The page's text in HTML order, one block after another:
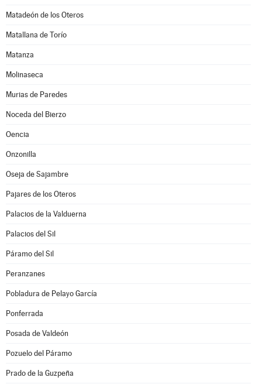
Matadeón de los Oteros
Matallana de Torío
Matanza
Molinaseca
Murias de Paredes
Noceda del Bierzo
Oencia
Onzonilla
Oseja de Sajambre
Pajares de los Oteros
Palacios de la Valduerna
Palacios del Sil
Páramo del Sil
Peranzanes
Pobladura de Pelayo García
Ponferrada
Posada de Valdeón
Pozuelo del Páramo
Prado de la Guzpeña